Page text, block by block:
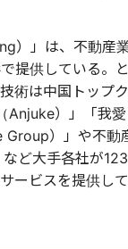
）」は、不動産
提供している。
術は中国トップク
Anjuke）」「我愛
Group）」や不動
ど大手各社が123
ービスを提供して